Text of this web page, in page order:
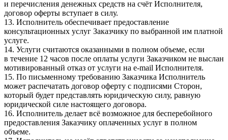
и перечисления денежных средств на счёт Исполнителя,
договор оферты вступает в силу.
13. Исполнитель обеспечивает предоставление
консультационных услуг Заказчику по выбранной им платной
услуге.
14. Услуги считаются оказанными в полном объеме, если
в течение 12 часов после оплаты услуги Заказчиком не выслан
мотивированный отказ от услуги на e-mail Исполнителя.
15. По письменному требованию Заказчика Исполнитель
может распечатать договор оферту с подписями Сторон,
который будет представлять юридическую силу, равную
юридической силе настоящего договора.
16. Исполнитель делает всё возможное для бесперебойного
предоставления Заказчику оплаченных услуг в полном
объеме.